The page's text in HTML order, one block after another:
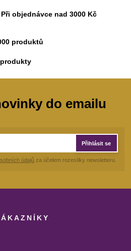
objednávce nad 3000 Kč
produktů
do emailu
Přihlásit se
údajů za účelem rozesílky newsletteru.